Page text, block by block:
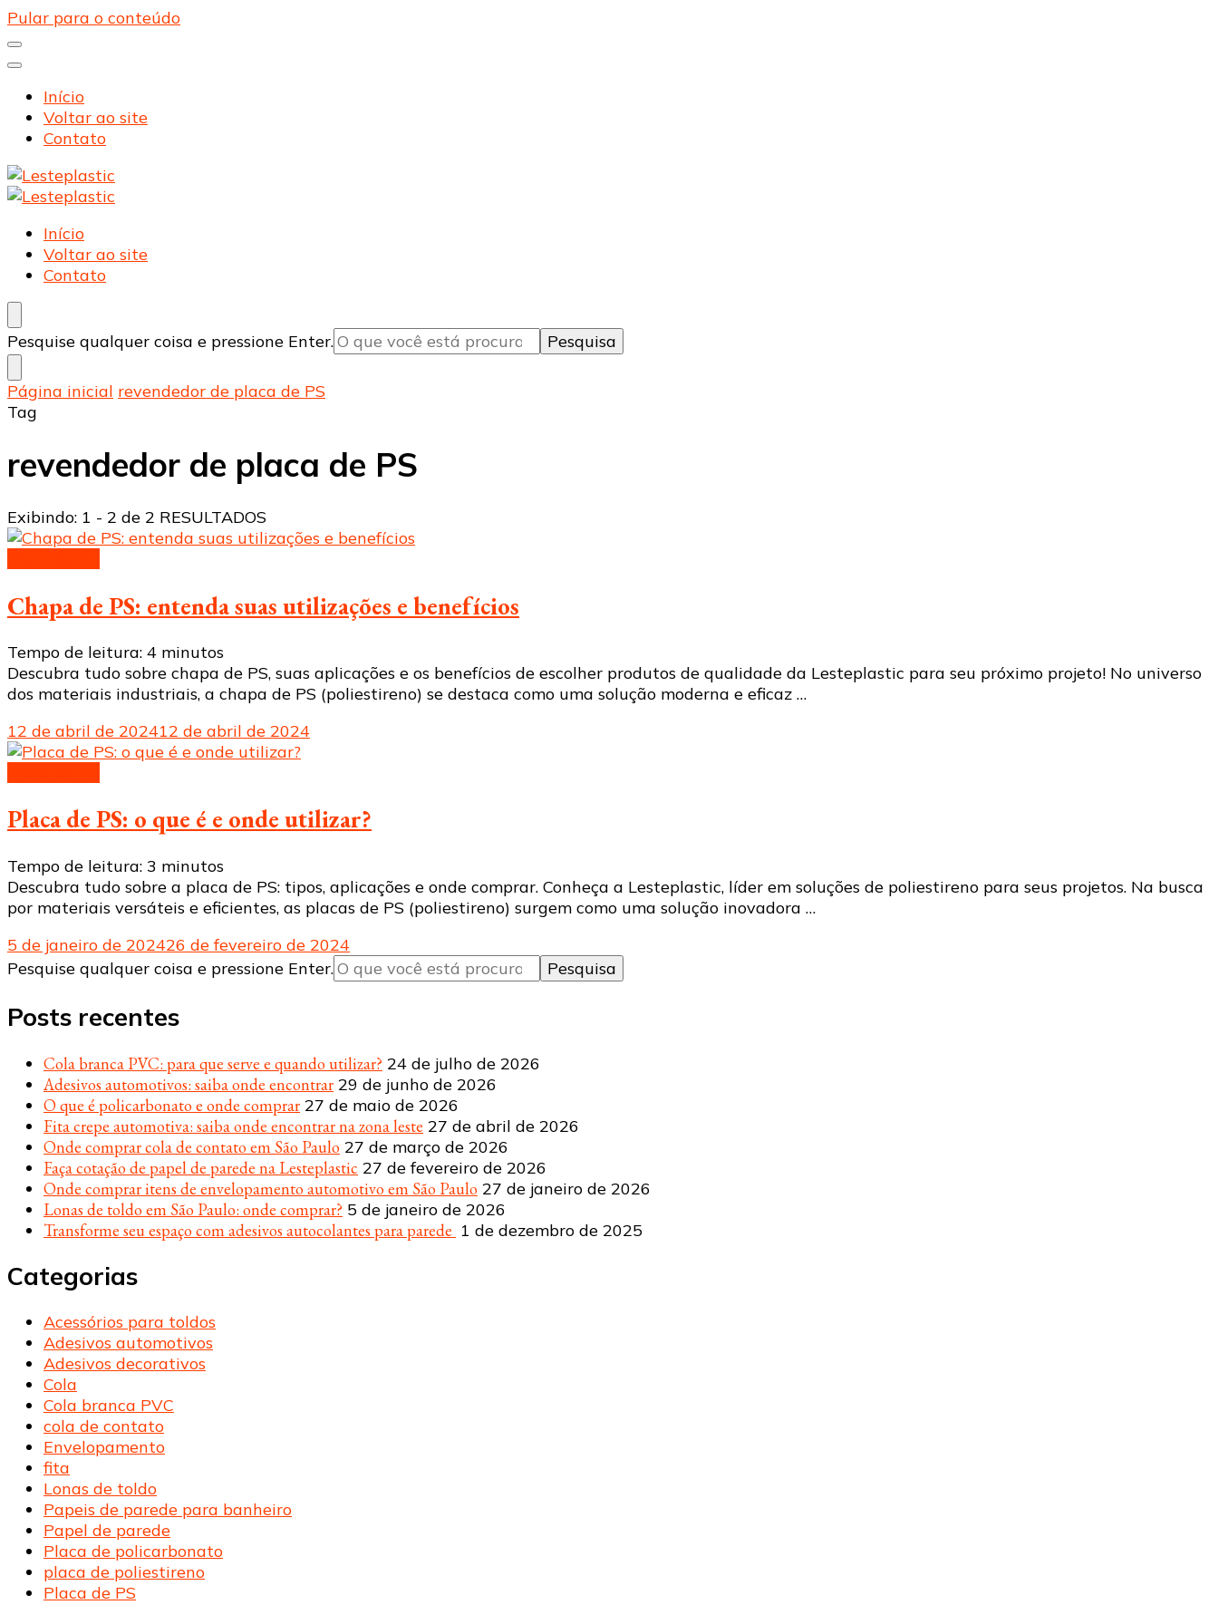
Pular para o conteúdo
Início
Voltar ao site
Contato
Lesteplastic
Blog – Lesteplastic
Lesteplastic
Blog – Lesteplastic
Início
Voltar ao site
Contato
Procurando
algo?
Pesquise qualquer coisa e pressione Enter.
Página inicial revendedor de placa de PS
Tag
revendedor de placa de PS
Exibindo: 1 - 2 de 2 RESULTADOS
Chapa de PS: entenda suas utilizações e benefícios
Tempo de leitura: 4 minutos
Descubra tudo sobre chapa de PS, suas aplicações e os benefícios de escolher produtos de qualidade da Lesteplastic para seu próximo projeto! No universo
dos materiais industriais, a chapa de PS (poliestireno) se destaca como uma solução moderna e eficaz …
12 de abril de 202412 de abril de 2024
Placa de PS: o que é e onde utilizar?
Tempo de leitura: 3 minutos
Descubra tudo sobre a placa de PS: tipos, aplicações e onde comprar. Conheça a Lesteplastic, líder em soluções de poliestireno para seus projetos. Na busca
por materiais versáteis e eficientes, as placas de PS (poliestireno) surgem como uma solução inovadora …
5 de janeiro de 202426 de fevereiro de 2024
Procurando
Pesquise qualquer coisa e pressione Enter.
Posts recentes
Cola branca PVC: para que serve e quando utilizar? 24 de julho de 2026
Adesivos automotivos: saiba onde encontrar 29 de junho de 2026
O que é policarbonato e onde comprar 27 de maio de 2026
Fita crepe automotiva: saiba onde encontrar na zona leste 27 de abril de 2026
Onde comprar cola de contato em São Paulo 27 de março de 2026
Faça cotação de papel de parede na Lesteplastic 27 de fevereiro de 2026
Onde comprar itens de envelopamento automotivo em São Paulo 27 de janeiro de 2026
Lonas de toldo em São Paulo: onde comprar? 5 de janeiro de 2026
Transforme seu espaço com adesivos autocolantes para parede 1 de dezembro de 2025
Categorias
Acessórios para toldos
Adesivos automotivos
Adesivos decorativos
Cola
Cola branca PVC
cola de contato
Envelopamento
fita
Lonas de toldo
Papeis de parede para banheiro
Papel de parede
Placa de policarbonato
placa de poliestireno
Placa de PS